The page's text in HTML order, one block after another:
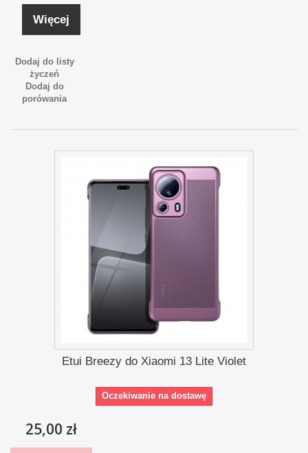
Więcej
Dodaj do listy
życzeń
Dodaj do
porówania
Etui Breezy do Xiaomi 13 Lite Violet
Oczekiwanie na dostawę
25,00 zł